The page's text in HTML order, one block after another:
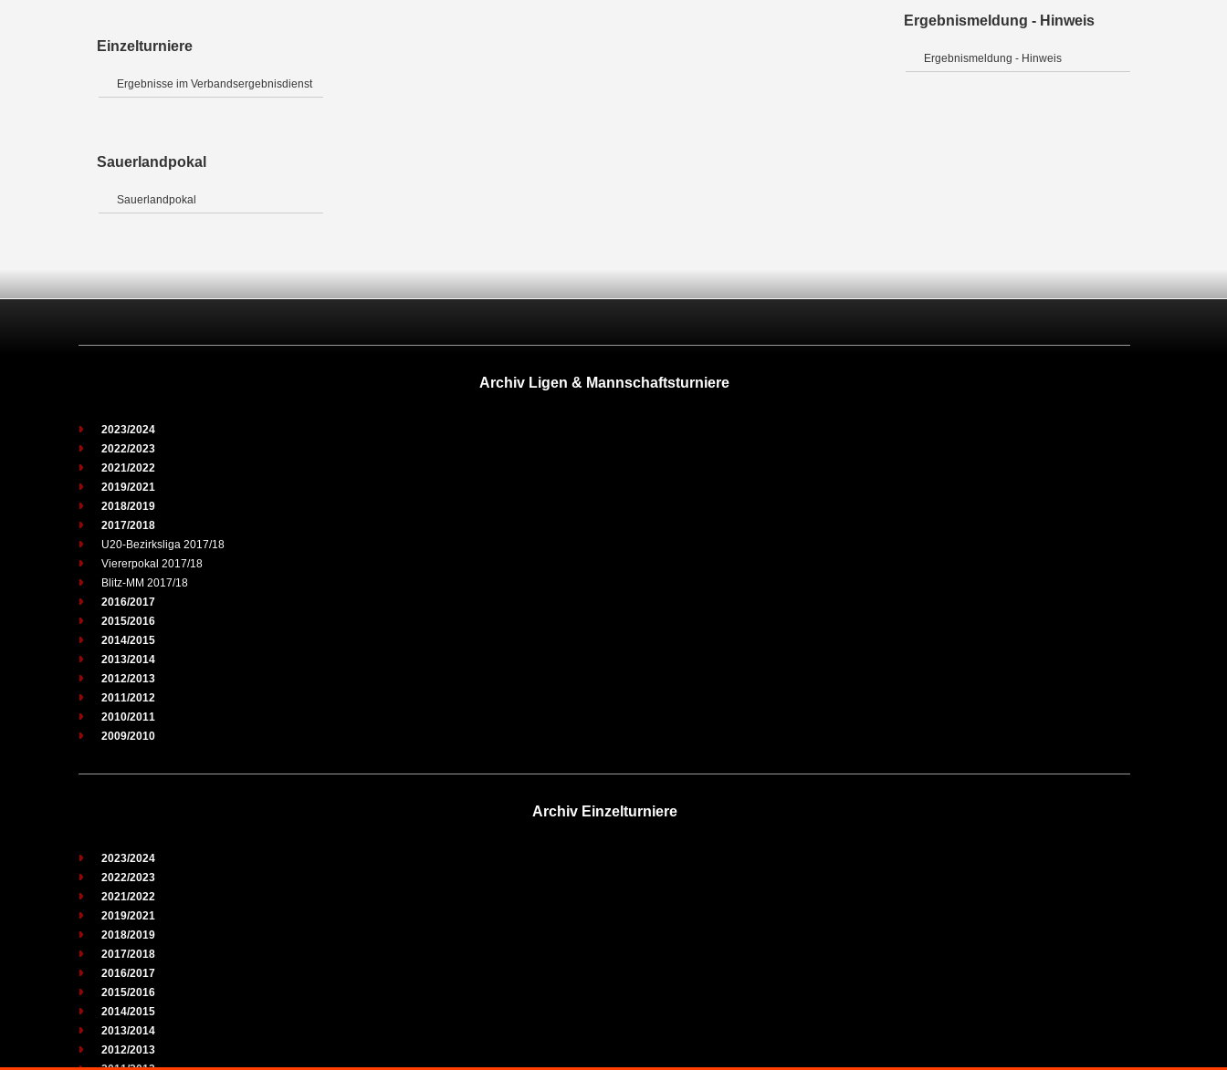
Einzelturniere
Ergebnisse im Verbandsergebnisdienst
Sauerlandpokal
Sauerlandpokal
Ergebnismeldung - Hinweis
Ergebnismeldung - Hinweis
Archiv Ligen & Mannschaftsturniere
2023/2024
2022/2023
2021/2022
2019/2021
2018/2019
2017/2018
U20-Bezirksliga 2017/18
Viererpokal 2017/18
Blitz-MM 2017/18
2016/2017
2015/2016
2014/2015
2013/2014
2012/2013
2011/2012
2010/2011
2009/2010
Archiv Einzelturniere
2023/2024
2022/2023
2021/2022
2019/2021
2018/2019
2017/2018
2016/2017
2015/2016
2014/2015
2013/2014
2012/2013